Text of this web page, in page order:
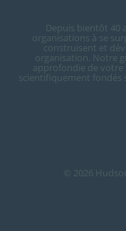
Depuis bientôt 40
organisations à se
construisent et
organisation. Notre
approfondie de votre
scientifiquement fondés
© 2026